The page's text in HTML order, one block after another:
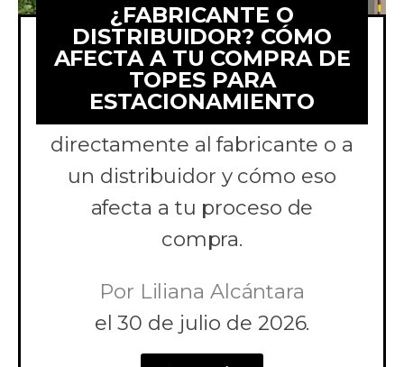
¿FABRICANTE O
DISTRIBUIDOR? CÓMO
AFECTA A TU COMPRA DE
TOPES PARA
ESTACIONAMIENTO
Comparamos comprar topes
para estacionamiento
directamente al fabricante o a
un distribuidor y cómo eso
afecta a tu proceso de
compra.
Por Liliana Alcántara
el 30 de julio de 2026.